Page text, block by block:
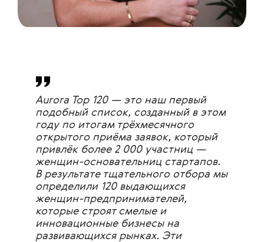
Aurora Top 120 — это наш первый
подобный список, созданный в этом
году по итогам трёхмесячного
открытого приёма заявок, который
привлёк более 2 000 участниц —
женщин-основательниц стартапов.
В результате тщательного отбора мы
определили 120 выдающихся
женщин-предпринимателей,
которые строят смелые и
инновационные бизнесы на
развивающихся рынках. Эти